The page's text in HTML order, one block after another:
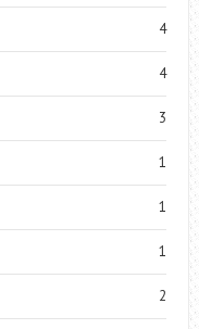
4
4
3
1
1
1
2